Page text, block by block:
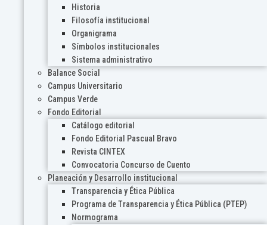
Historia
Filosofía institucional
Organigrama
Símbolos institucionales
Sistema administrativo
Balance Social
Campus Universitario
Campus Verde
Fondo Editorial
Catálogo editorial
Fondo Editorial Pascual Bravo
Revista CINTEX
Convocatoria Concurso de Cuento
Planeación y Desarrollo institucional
Transparencia y Ética Pública
Programa de Transparencia y Ética Pública (PTEP)
Normograma